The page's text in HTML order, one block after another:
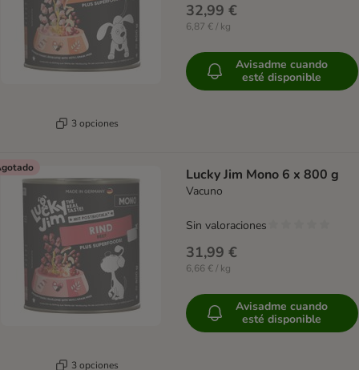
3 opciones
32,99 €
6,87 € / kg
Avisadme cuando
esté disponible
3 opciones
Lucky Jim Mono 6 x 800 g
Vacuno
31,99 €
6,66 € / kg
Sin valoraciones
Avisadme cuando
esté disponible